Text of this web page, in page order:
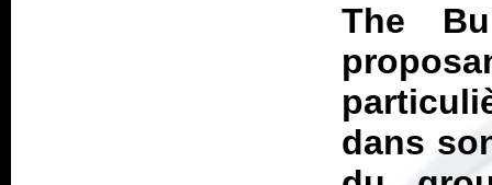
The
dans